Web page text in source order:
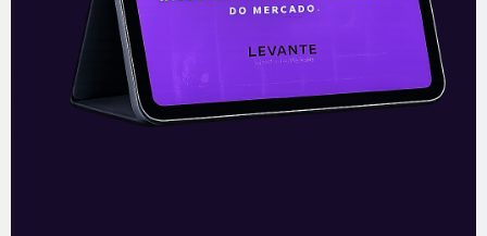
também valorizam os dividendos elevados
tradicionalmente distribuídos pelas
empresas do setor, em especial as